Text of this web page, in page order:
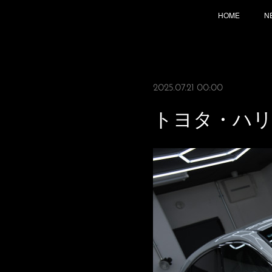
HOME
2025.07.21 00:00
トヨタ・ハ